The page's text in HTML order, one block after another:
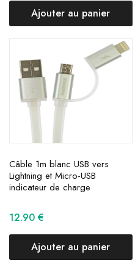
Ajouter au panier
Câble 1m blanc USB vers
Lightning et Micro-USB
indicateur de charge
12.90 €
Ajouter au panier